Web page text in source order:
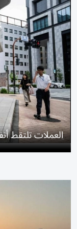
العملات تلتقط